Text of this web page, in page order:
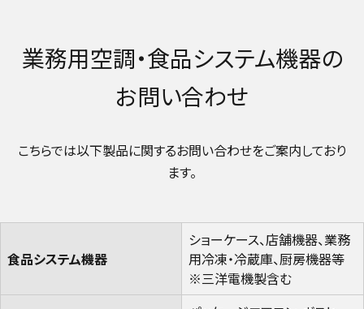
業務用空調・食品システム機器の
お問い合わせ
こちらでは以下製品に関するお問い合わせをご案内しており
ます。
食品システム機器​
ショーケース、店舗機器、業務
用冷凍・冷蔵庫、厨房機器等​
※三洋電機製含む​